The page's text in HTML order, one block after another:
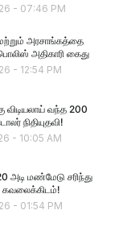
- 07:46 PM
அரசாங்கத்தை
அதிகாரி கைது
- 12:54 PM
வந்த 200
நிதியுதவி!
- 10:05 AM
அடி மண்மேடு சரிந்து
கவலைக்கிடம்!
- 01:54 PM